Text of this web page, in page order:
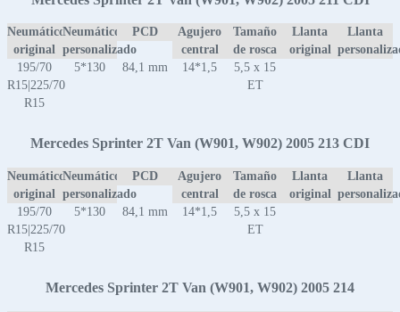
Neumático
original
Neumático
personalizado
PCD
Agujero
central
Tamaño
de rosca
Llanta
original
Llanta
195/70
R15|225/70
R15
5*130 84,1 mm 14*1,5
5,5 x 15
ET
Mercedes Sprinter 2T Van (W901, W902) 2005 213 CDI
Neumático
original
Neumático
personalizado
PCD
Agujero
central
Tamaño
de rosca
Llanta
original
Llanta
195/70
R15|225/70
R15
5*130 84,1 mm 14*1,5
5,5 x 15
ET
Mercedes Sprinter 2T Van (W901, W902) 2005 214